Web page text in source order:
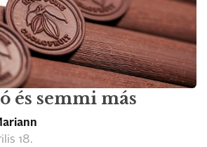
és semmi más
18.